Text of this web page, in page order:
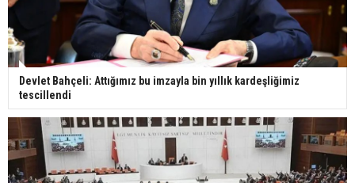
Devlet Bahçeli: Attığımız bu imzayla bin yıllık kardeşliğimiz
tescillendi